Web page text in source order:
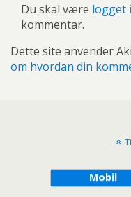
Du skal være logget
kommentar.
Dette site anvender
om hvordan din
Mobil